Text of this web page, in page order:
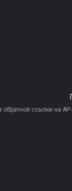
ссылки на